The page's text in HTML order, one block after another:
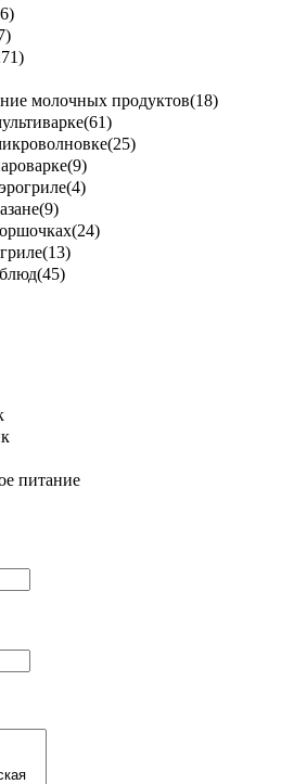
молочных продуктов(18)
питание